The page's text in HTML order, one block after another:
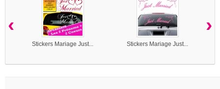
Stickers Mariage Just... Stickers Mariage Just...
‹ ›